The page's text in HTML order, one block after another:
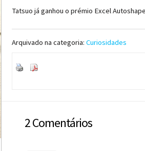
Tatsuo já ganhou o prémio Excel
Arquivado na categoria: Curiosidades
2 Comentários